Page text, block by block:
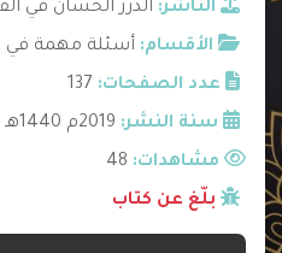
الناشر: الدرر الحسان في
الأقسام: أسئلة مهمة في
عدد الصفحات: 137
سنة النشر: 2019م 1440هـ
مشاهدات:
بلّغ عن كتاب